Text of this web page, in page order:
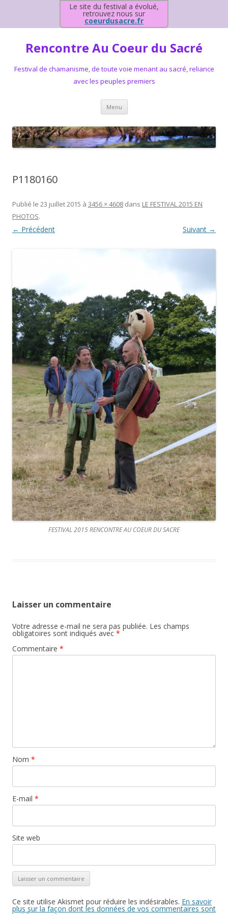
Le site du festival a évolué,
retrouvez nous sur
coeurdusacre.fr
Rencontre Au Coeur du Sacré
Festival de chamanisme, de toute voie menant au sacré, reliance
avec les peuples premiers
Menu Aller au contenu principal
P1180160
Publié le 23 juillet 2015 à 3456 × 4608 dans LE FESTIVAL 2015 EN
PHOTOS.
← Précédent Suivant →
FESTIVAL 2015 RENCONTRE AU COEUR DU SACRE
Laisser un commentaire
Votre adresse e-mail ne sera pas publiée. Les champs
obligatoires sont indiqués avec *
Commentaire *
Nom *
E-mail *
Site web
Ce site utilise Akismet pour réduire les indésirables. En savoir
plus sur la façon dont les données de vos commentaires sont